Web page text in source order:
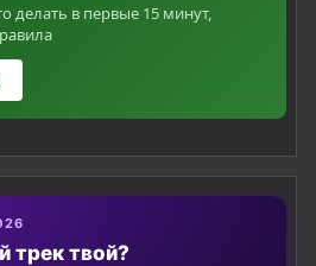
делать в первые 15 минут,
трек твой?